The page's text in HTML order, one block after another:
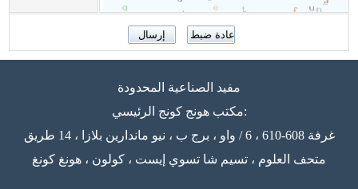
مفيد الصناعية المحدودة
مكتب هونج كونج الرئيسي:
غرفة 608-610 ، 6 / واو ، برج ب ، نيو ماندارين بلازا ، 14 طريق
متحف العلوم ، تسيم شا تسوي إيست ، كولون ، هونغ كونغ